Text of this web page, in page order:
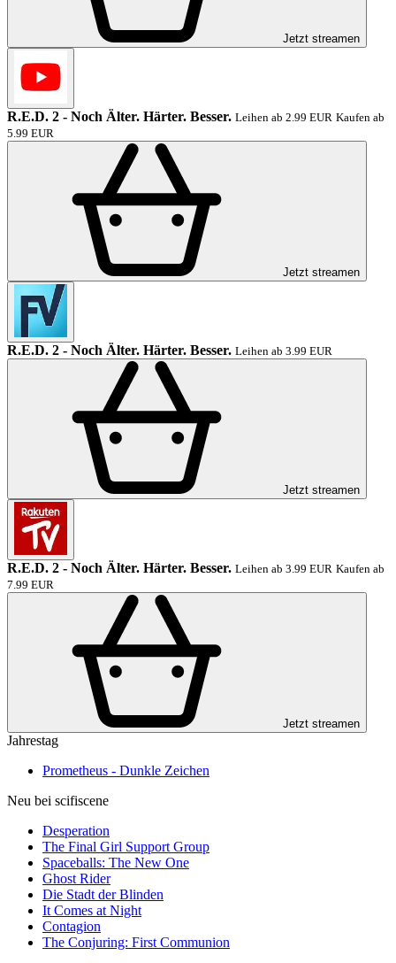
Jetzt streamen
R.E.D. 2 - Noch Älter. Härter. Besser. Leihen ab 2.99 EUR Kaufen ab
5.99 EUR
Jetzt streamen
R.E.D. 2 - Noch Älter. Härter. Besser. Leihen ab 3.99 EUR
Jetzt streamen
R.E.D. 2 - Noch Älter. Härter. Besser. Leihen ab 3.99 EUR Kaufen ab
7.99 EUR
Jetzt streamen
Jahrestag
Prometheus - Dunkle Zeichen
Neu bei scifiscene
Desperation
The Final Girl Support Group
Spaceballs: The New One
Ghost Rider
Die Stadt der Blinden
It Comes at Night
Contagion
The Conjuring: First Communion